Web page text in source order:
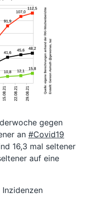
gegen
an #Covid19
16,3 mal seltener
auf eine
Inzidenzen